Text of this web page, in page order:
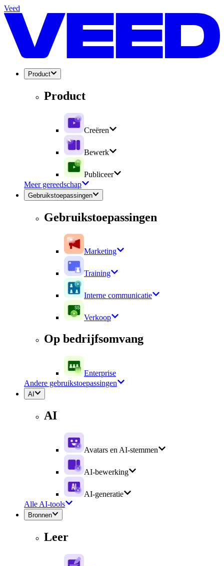
Veed
Product
Product
Creëren
Bewerk
Publiceer
Meer gereedschap
Gebruikstoepassingen
Gebruikstoepassingen
Marketing
Training
Interne communicatie
Verkoop
Op bedrijfsomvang
Enterprise
Andere gebruikstoepassingen
AI
AI
Avatars en AI-stemmen
AI-bewerking
AI-generatie
Alle AI-tools
Bronnen
Leer